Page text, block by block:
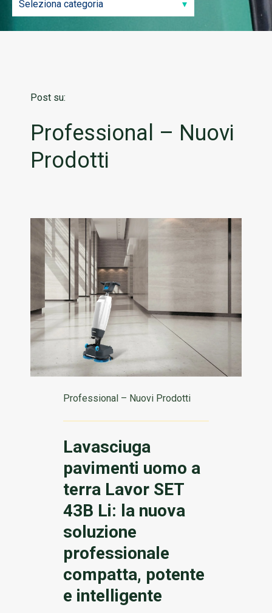
Post su:
Professional – Nuovi
Prodotti
Professional – Nuovi Prodotti
Lavasciuga
pavimenti uomo a
terra Lavor SET
43B Li: la nuova
soluzione
professionale
compatta, potente
e intelligente